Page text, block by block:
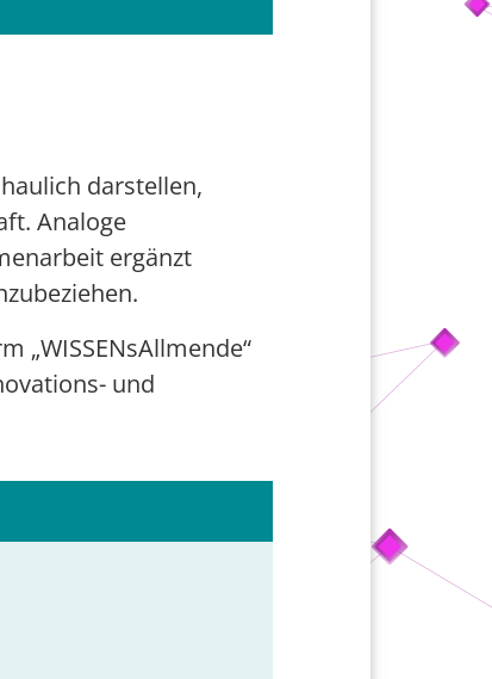
darstellen,
Analoge
ergänzt
„WISSENsAllmende“
und